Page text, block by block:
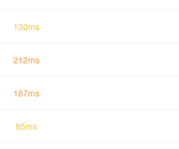
130ms
212ms
187ms
85ms